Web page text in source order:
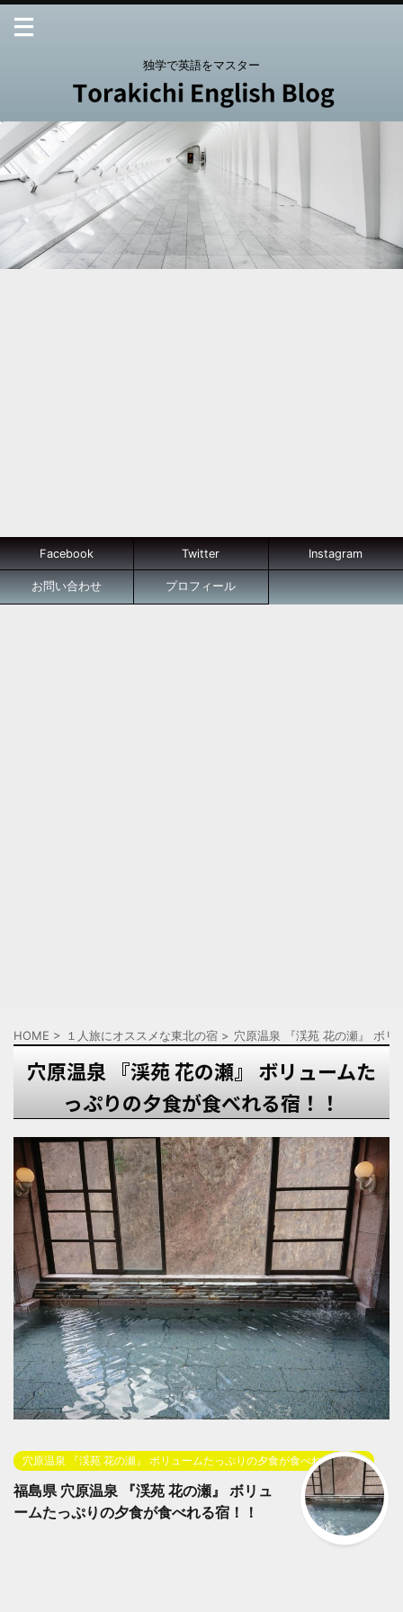
独学で英語をマスター
Facebook Twitter Instagram
お問い合わせ プロフィール
HOME > １人旅にオススメな東北の宿 > 穴原温泉 『渓苑 花の瀬』 ボリ
穴原温泉 『渓苑 花の瀬』 ボリュームた
っぷりの夕食が食べれる宿！！
穴原温泉 『渓苑 花の瀬』 ボリュームたっぷりの夕食が食べれる宿！！
福島県 穴原温泉 『渓苑 花の瀬』 ボリュ
ームたっぷりの夕食が食べれる宿！！